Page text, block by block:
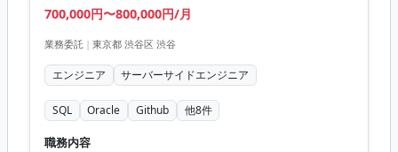
700,000円〜800,000円/月
業務委託 | 東京都 渋谷区 渋谷
エンジニア サーバーサイドエンジニア
SQL Oracle Github 他8件
職務内容